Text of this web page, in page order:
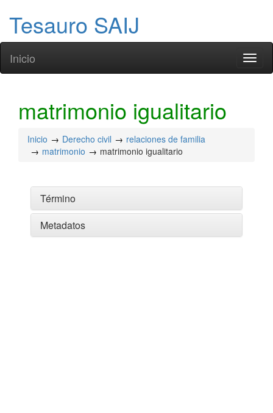
Tesauro SAIJ
Inicio
matrimonio igualitario
Inicio Derecho civil
relaciones de familia
matrimonio
matrimonio igualitario
Término
Metadatos